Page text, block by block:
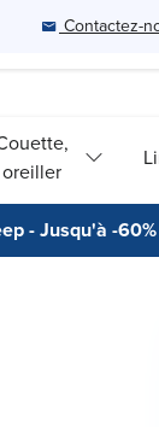
Contactez-
oreiller
- Jusqu'à -